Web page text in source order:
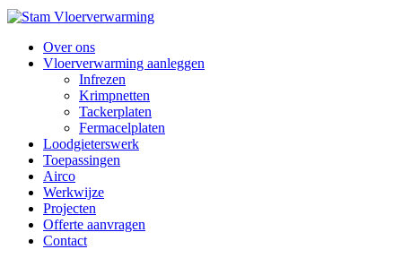
Over ons
Vloerverwarming aanleggen
Infrezen
Krimpnetten
Tackerplaten
Fermacelplaten
Loodgieterswerk
Toepassingen
Airco
Werkwijze
Projecten
Offerte aanvragen
Contact